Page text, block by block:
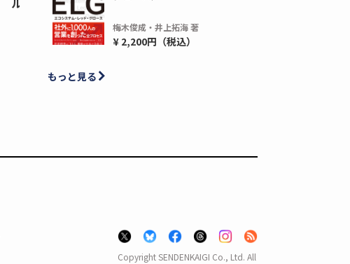
ダウンロードする
梅木俊成・井上拓海 著
¥ 2,200円（税込）
もっと見る
Copyright SENDENKAIGI Co., Ltd. All